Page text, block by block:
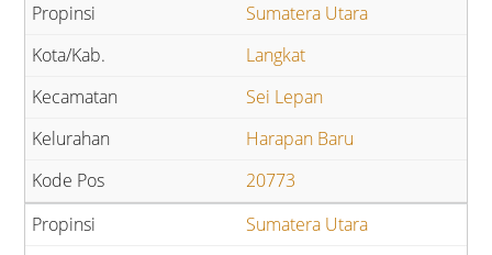
Sumatera Utara
Langkat
Sei Lepan
Harapan Baru
20773
Sumatera Utara